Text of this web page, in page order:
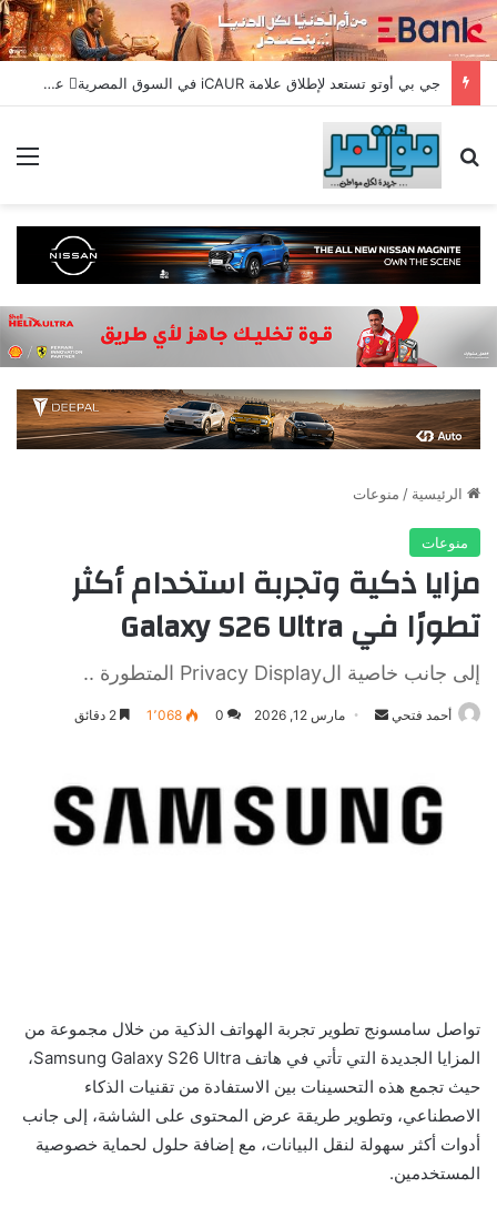
جي بي أوتو تستعد لإطلاق علامة iCAUR في السوق المصرية علامة عالمية جديدة لسيارات الطاقة الجديدة تجمع بين التكنولوجيا الذكية والتصميم الجريء وروح المغامر
بحث عن
الرئيسية / منوعات
منوعات
مزايا ذكية وتجربة استخدام أكثر
تطورًا في Galaxy S26 Ultra
إلى جانب خاصية الPrivacy Display المتطورة ..
أحمد فتحي
أرسل مارس 12, 2026 0 1٬068
تواصل سامسونج تطوير تجربة الهواتف الذكية من خلال مجموعة من
المزايا الجديدة التي تأتي في هاتف Samsung Galaxy S26 Ultra،
حيث تجمع هذه التحسينات بين الاستفادة من تقنيات الذكاء
الاصطناعي، وتطوير طريقة عرض المحتوى على الشاشة، إلى جانب
أدوات أكثر سهولة لنقل البيانات، مع إضافة حلول لحماية خصوصية
المستخدمين.